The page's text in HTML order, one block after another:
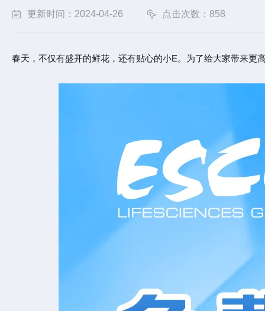
更新时间：2024-04-26 点击次数：858
春天，不仅有盛开的鲜花，还有贴心的小E。为了给大家带来更